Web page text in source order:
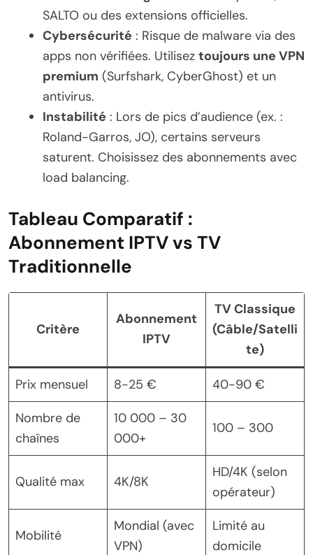
SALTO ou des extensions officielles.
Cybersécurité : Risque de malware via des
apps non vérifiées. Utilisez toujours une VPN
premium (Surfshark, CyberGhost) et un
antivirus.
Instabilité : Lors de pics d’audience (ex. :
Roland-Garros, JO), certains serveurs
saturent. Choisissez des abonnements avec
load balancing.
Tableau Comparatif :
Abonnement IPTV vs TV
Traditionnelle
Critère
Abonnement
IPTV
TV Classique
(Câble/Satelli
te)
Prix mensuel 8-25 €
40-90 €
Nombre de
chaînes
10 000 – 30
000+
100 – 300
Qualité max 4K/8K
HD/4K (selon
opérateur)
Mobilité
Mondial (avec
VPN)
Limité au
domicile